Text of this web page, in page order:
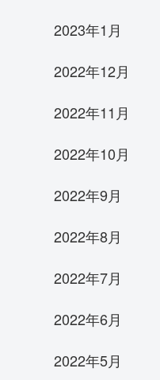
2023年1月
2022年12月
2022年11月
2022年10月
2022年9月
2022年8月
2022年7月
2022年6月
2022年5月